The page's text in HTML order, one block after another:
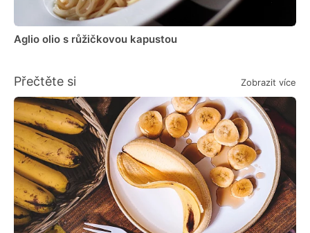
Aglio olio s růžičkovou kapustou
Přečtěte si Zobrazit více